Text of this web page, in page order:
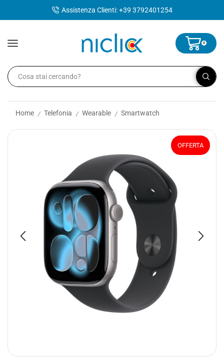
Assistenza Clienti: +39 3792401254
0
Home / Telefonia / Wearable / Smartwatch
OFFERTA